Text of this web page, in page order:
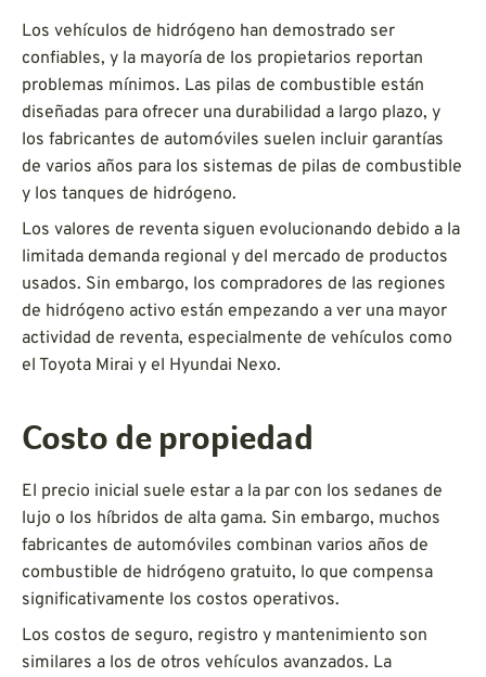
Los vehículos de hidrógeno han demostrado ser
confiables, y la mayoría de los propietarios reportan
problemas mínimos. Las pilas de combustible están
diseñadas para ofrecer una durabilidad a largo plazo, y
los fabricantes de automóviles suelen incluir garantías
de varios años para los sistemas de pilas de combustible
y los tanques de hidrógeno.
Los valores de reventa siguen evolucionando debido a la
limitada demanda regional y del mercado de productos
usados. Sin embargo, los compradores de las regiones
de hidrógeno activo están empezando a ver una mayor
actividad de reventa, especialmente de vehículos como
el Toyota Mirai y el Hyundai Nexo.
Costo de propiedad
El precio inicial suele estar a la par con los sedanes de
lujo o los híbridos de alta gama. Sin embargo, muchos
fabricantes de automóviles combinan varios años de
combustible de hidrógeno gratuito, lo que compensa
significativamente los costos operativos.
Los costos de seguro, registro y mantenimiento son
similares a los de otros vehículos avanzados. La